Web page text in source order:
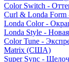
Color Switch -
Curl & Londa Form
Londa Color -
Londa Style -
Color Tune -
Matrix (США)
Super Sync -